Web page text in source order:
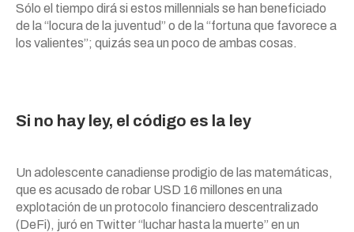
Sólo el tiempo dirá si estos millennials se han beneficiado
de la “locura de la juventud” o de la “fortuna que favorece a
los valientes”; quizás sea un poco de ambas cosas.
Si no hay ley, el código es la ley
Un adolescente canadiense prodigio de las matemáticas,
que es acusado de robar USD 16 millones en una
explotación de un protocolo financiero descentralizado
(DeFi), juró en Twitter “luchar hasta la muerte” en un